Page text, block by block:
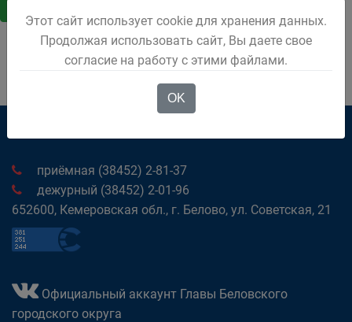
приёмная (38452) 2-81-37
дежурный (38452) 2-01-96
652600, Кемеровская обл., г. Белово, ул. Советская, 21
Официальный аккаунт Главы Беловского
городского округа
Этот сайт использует cookie для хранения данных.
Продолжая использовать сайт, Вы даете свое
согласие на работу с этими файлами.
OK